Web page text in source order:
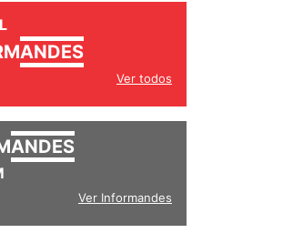
ANDES
Ver todos
ANDES
Ver Informandes